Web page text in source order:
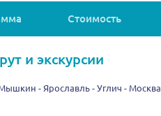
Стоимость
и экскурсии
- Ярославль - Углич - Москва